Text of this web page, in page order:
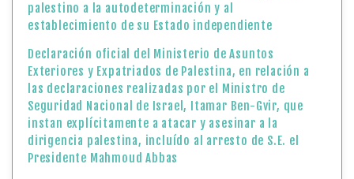
palestino a la autodeterminación y al
establecimiento de su Estado independiente
Declaración oficial del Ministerio de Asuntos
Exteriores y Expatriados de Palestina, en relación a
las declaraciones realizadas por el Ministro de
Seguridad Nacional de Israel, Itamar Ben-Gvir, que
instan explícitamente a atacar y asesinar a la
dirigencia palestina, incluído al arresto de S.E. el
Presidente Mahmoud Abbas